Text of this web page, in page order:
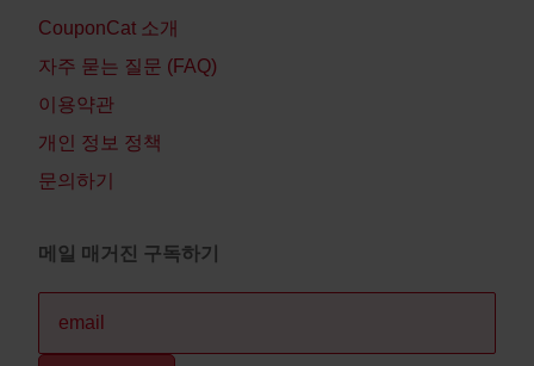
CouponCat 소개
자주 묻는 질문 (FAQ)
이용약관
개인 정보 정책
문의하기
메일 매거진 구독하기